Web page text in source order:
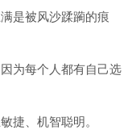
是被风沙蹂躏的痕
为每个人都有自己选
捷、机智聪明。